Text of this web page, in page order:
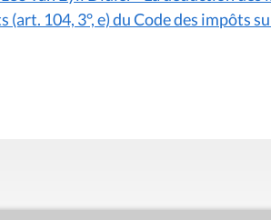
(art. 104, 3°, e) du Code des impôts